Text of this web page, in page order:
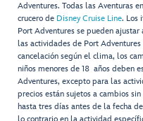
Adventures. Todas las Aventuras
crucero de Disney Cruise Line. Los
Port Adventures se pueden
las actividades de Port
cancelación según el clima, los
niños menores de 18 años deben
Adventures, excepto para las
precios están sujetos a cambios
hasta tres días antes de la fecha